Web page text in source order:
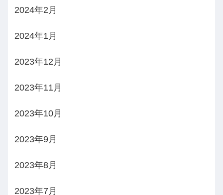
2024年2月
2024年1月
2023年12月
2023年11月
2023年10月
2023年9月
2023年8月
2023年7月